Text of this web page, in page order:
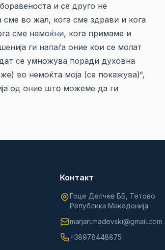
и се друго не
во жал, кога сме здрави и кога
сме немоќни, кога примаме и
ги напаѓа оние кои се молат
се умножува поради духовна
во немоќта моја (се покажува)“,
од оние што можеме да ги
Контакт
Гоце Делчев ББ, Тетово
Република Македонија
marjan.madevski@gmail.com
+38978448875